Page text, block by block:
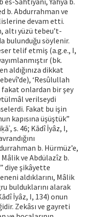
b. Abdurrahman ve
devam etti.
altı yüzü tebeu’t-
bulunduğu söylenir.
telif etmiş (a.g.e., I,
(bk.
aldığınıza dikkat
‘Resûlullah
onlardan bir şey
verilseydi
Fakat bu işin
kapısına üşüştük”
s. 46; Kādî İyâz, I,
b. Hürmüz’e,
ve Abdülazîz b.
diye şikâyette
aldıklarını, Mâlik
bulduklarını alarak
İyâz, I, 134) onun
Zekâsı ve gayreti